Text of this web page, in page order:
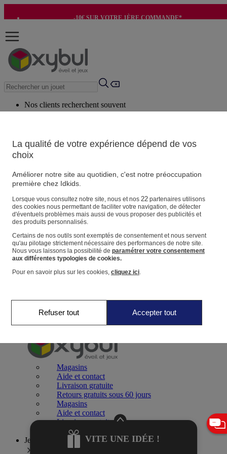
-10€ SUR VOTRE 1ÈRE COMMANDE*
Nos clients recherchent souvent
Conseils suggérés
Produits suggérés
Vos informations personnelles
Suivre une commande
Magasin
Panier
Favoris
Jeux 0-2 ans
Magasins
Aide et contact
Livraison gratuite
Retours gratuits sous 60 jours
Magasins
Aide et contact
Livraison gratuite
Retours gratuits sous 60 jours
Jeux 2-4 ans
VITE UNE IDÉE !
La qualité de votre expérience dépend de vos
choix
Améliorer notre site au quotidien, c'est notre préoccupation
première chez Idkids.
Lorsque vous consultez notre site, nous et nos 22partenaires utilisons
des cookies nous permettant de faciliter votre navigation, de détecter
d'éventuels problèmes mais aussi de vous proposer des publicités et
des produits personnalisés.
Certains de nos outils sont exemptés de consentement et nous servent
qu'au pilotage strictement nécessaire des performances de notre site.
Nous vous laissons la possibilité de paramétrer votre consentement
aux différentes typologies de cookies.
Pour en savoir plus sur les cookies, cliquez ici.
Refuser tout Accepter tout